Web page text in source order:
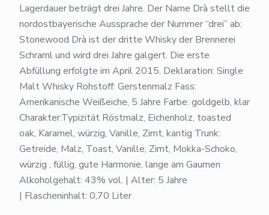
Lagerdauer beträgt drei Jahre. Der Name Drà stellt die
nordostbayerische Aussprache der Nummer “drei” ab:
Stonewood Drà ist der dritte Whisky der Brennerei
Schraml und wird drei Jahre galgert. Die erste
Abfüllung erfolgte im April 2015. Deklaration: Single
Malt Whisky Rohstoff: Gerstenmalz Fass:
Amerikanische Weißeiche, 5 Jahre Farbe: goldgelb, klar
Charakter:Typizität Röstmalz, Eichenholz, toasted
oak, Karamel, würzig, Vanille, Zimt, kantig Trunk:
Getreide, Malz, Toast, Vanille, Zimt, Mokka-Schoko,
würzig , füllig, gute Harmonie, lange am Gaumen
Alkoholgehalt: 43% vol. | Alter: 5 Jahre
| Flascheninhalt: 0,70 Liter